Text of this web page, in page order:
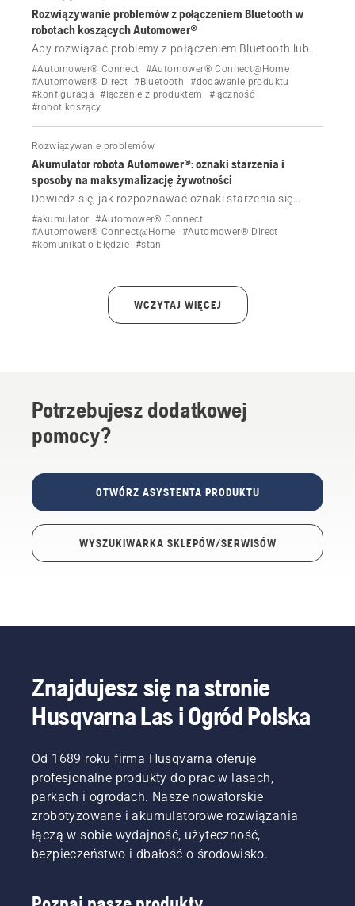
Rozwiązywanie problemów z połączeniem Bluetooth w
robotach koszących Automower®
Aby rozwiązać problemy z połączeniem Bluetooth lub
parowaniem z robotem koszącym Husqvarna
Automower®, należy wykonać następujące czynności.
#Automower® Connect
#Automower® Connect@Home
#Automower® Direct #Bluetooth
#dodawanie produktu
#konfiguracja #łączenie z produktem
#łączność
#robot koszący
Rozwiązywanie problemów
Akumulator robota Automower®: oznaki starzenia i
sposoby na maksymalizację żywotności
Dowiedz się, jak rozpoznawać oznaki starzenia się
akumulatora robota Automower® oraz jak
zmaksymalizować jego żywotność poprzez prawidłowe
przechowywanie, konserwację i ustawienia.
#akumulator
#Automower® Connect
#Automower® Connect@Home
#Automower® Direct
#komunikat o błędzie #stan
WCZYTAJ WIĘCEJ
Potrzebujesz dodatkowej
pomocy?
OTWÓRZ ASYSTENTA PRODUKTU
WYSZUKIWARKA SKLEPÓW/SERWISÓW
Znajdujesz się na stronie
Husqvarna Las i Ogród Polska
Od 1689 roku firma Husqvarna oferuje
profesjonalne produkty do prac w lasach,
parkach i ogrodach. Nasze nowatorskie
zrobotyzowane i akumulatorowe rozwiązania
łączą w sobie wydajność, użyteczność,
bezpieczeństwo i dbałość o środowisko.